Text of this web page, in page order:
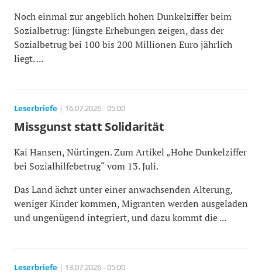
Noch einmal zur angeblich hohen Dunkelziffer beim
Sozialbetrug: Jüngste Erhebungen zeigen, dass der
Sozialbetrug bei 100 bis 200 Millionen Euro jährlich
liegt. ...
Leserbriefe | 16.07.2026 - 05:00
Missgunst statt Solidarität
Kai Hansen, Nürtingen. Zum Artikel „Hohe Dunkelziffer
bei Sozialhilfebetrug“ vom 13. Juli.
Das Land ächzt unter einer anwachsenden Alterung,
weniger Kinder kommen, Migranten werden ausgeladen
und ungenügend integriert, und dazu kommt die ...
Leserbriefe | 13.07.2026 - 05:00